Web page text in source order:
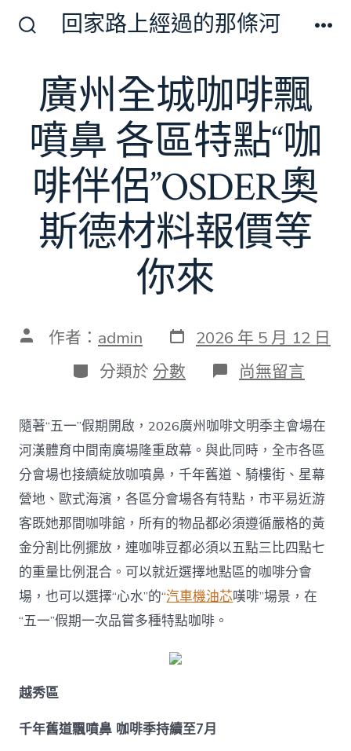
切
換
開
關
回家路上經過的那條河
廣州全城咖啡飄
噴鼻 各區特點“咖
啡伴侶”OSDER奧
斯德材料報價等
你來
文 作者： admin 發
表
日
期
2026 年 5 月 12 日
分
類
分類於 分數 在
〈廣
全
城
咖
啡
飄
噴
鼻
各
區
特
點
“咖
啡
尚無留言
隨著“五一”假期開啟，2026廣州咖啡文明季主會場在
河漢體育中間南廣場隆重啟幕。與此同時，全市各區
分會場也接續綻放咖噴鼻，千年舊道、騎樓街、星幕
營地、歐式海濱，各區分會場各有特點，市平易近游
客既她那間咖啡館，所有的物品都必須遵循嚴格的黃
金分割比例擺放，連咖啡豆都必須以五點三比四點七
的重量比例混合。可以就近選擇地點區的咖啡分會
場，也可以選擇“心水”的“汽車機油芯嘆啡”場景，在
“五一”假期一次品嘗多種特點咖啡。
越秀區
千年舊道飄噴鼻 咖啡季持續至7月